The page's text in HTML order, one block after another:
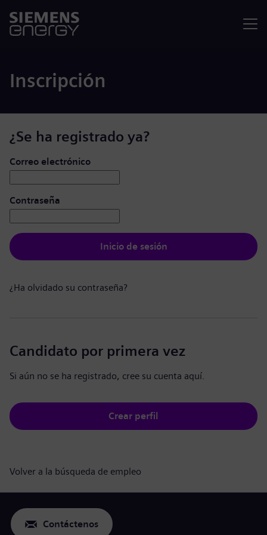
Inscripción
¿Se ha registrado ya?
Iniciar de sesión: usuario y contraseña
Correo electrónico
Contraseña
Inicio de sesión
¿Ha olvidado su contraseña?
Candidato por primera vez
Si aún no se ha registrado, cree su cuenta aquí.
Crear perfil
Volver a la búsqueda de empleo
Contáctenos